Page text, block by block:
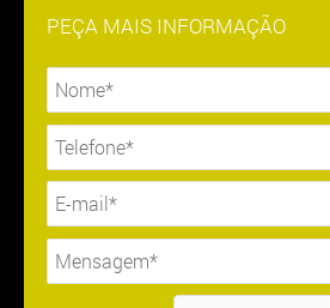
PEÇA MAIS INFORMAÇÃO